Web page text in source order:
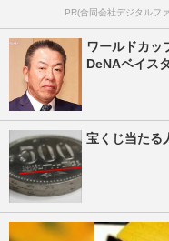
PR(合同会社デジタルフ
ワールドカッ
DeNAベイス
宝くじ当たる